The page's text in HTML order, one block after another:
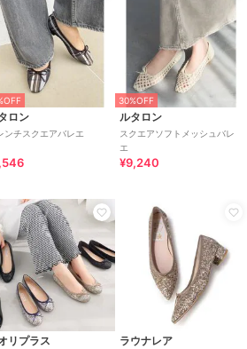
ロン
ンチスクエアバレエ
30%OFF
ルタロン
スクエアソフトメッシュバレ
エ
¥9,240
リプラス ラウナレア